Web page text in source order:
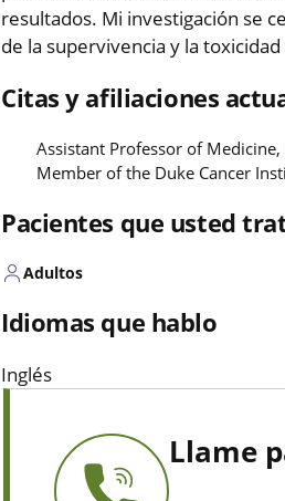
resultados. Mi investigación se
de la supervivencia y la
Citas y afiliaciones
Assistant Professor of
Member of the Duke Cancer
Pacientes que usted
Adultos
Idiomas que hablo
Inglés
Llame